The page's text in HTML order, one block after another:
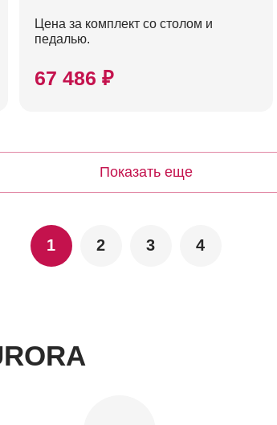
Цена за комплект со столом и
педалью.
67 486 ₽
Показать еще
1 2 3 4